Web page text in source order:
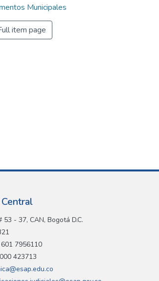
Municipales
item page
53 - 37, CAN, Bogotá D.C.
7956110
423713